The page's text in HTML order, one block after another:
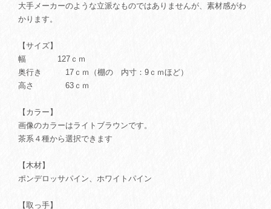
大手メーカーのような立派なものではありませんが、素材感がわ
かります。
【サイズ】
幅 127ｃｍ
奥行き 17ｃｍ（棚の 内寸：9ｃｍほど）
高さ 63ｃｍ
【カラー】
画像のカラーはライトブラウンです。
茶系４種から選択できます
【木材】
ポンデロッサパイン、ホワイトパイン
【取っ手】